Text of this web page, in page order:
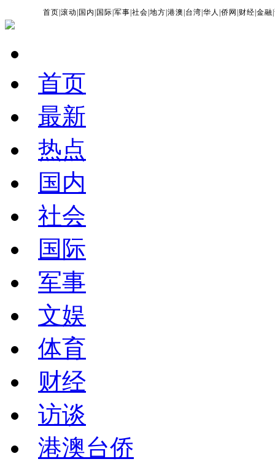
首页 |滚动 国内 国际 |军事 |社会 |地方 |港澳 台湾 |华人 |侨网 财经 |金融 |
首页
最新
热点
国内
社会
国际
军事
文娱
体育
财经
访谈
港澳台侨